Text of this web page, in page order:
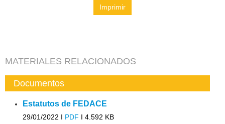
Imprimir
MATERIALES RELACIONADOS
Documentos
Estatutos de FEDACE
29/01/2022 I PDF I 4.592 KB